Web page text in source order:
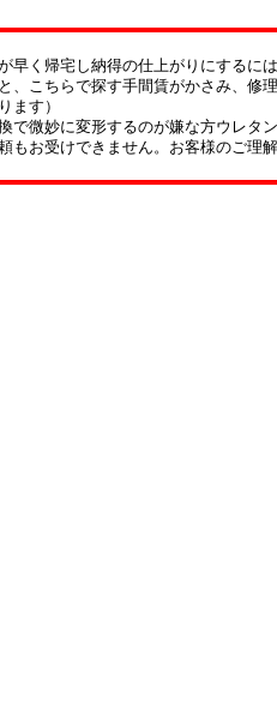
早く帰宅し納得の仕上がりにするに
、こちらで探す手間賃がかさみ、修
ます）
で微妙に変形するのが嫌な方ウレタ
もお受けできません。お客様のご理